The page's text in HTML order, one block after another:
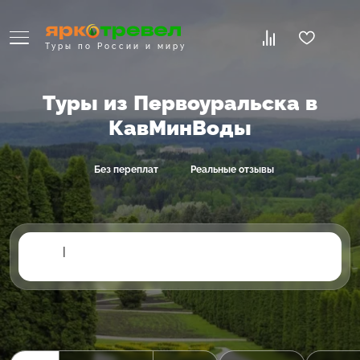
Туры по России и миру
Туры из Первоуральска в
КавМинВоды
Без переплат Реальные отзывы
|